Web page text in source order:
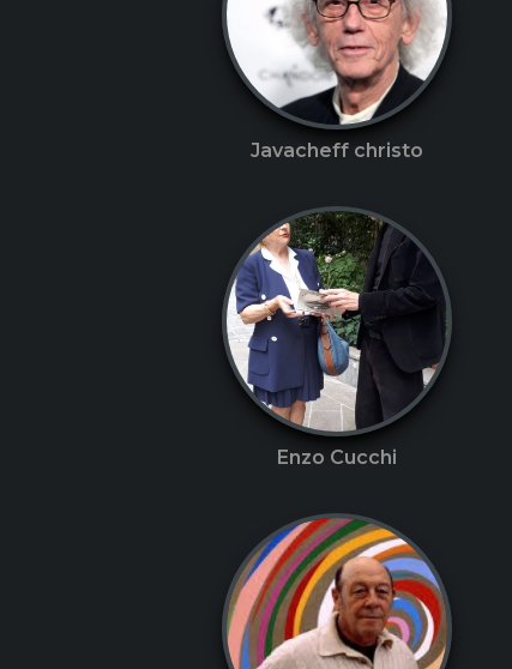
Javacheff christo
Enzo Cucchi